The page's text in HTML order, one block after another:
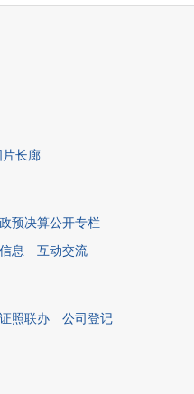
片长廊
预决算公开专栏
息 互动交流
证照联办
公司登记